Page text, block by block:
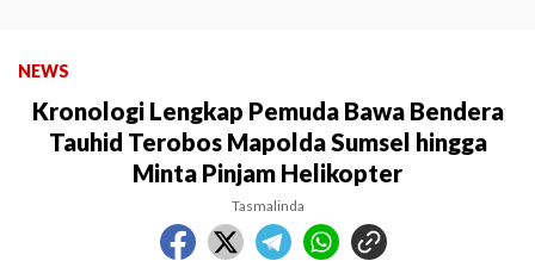
NEWS
Kronologi Lengkap Pemuda Bawa Bendera
Tauhid Terobos Mapolda Sumsel hingga
Minta Pinjam Helikopter
Tasmalinda